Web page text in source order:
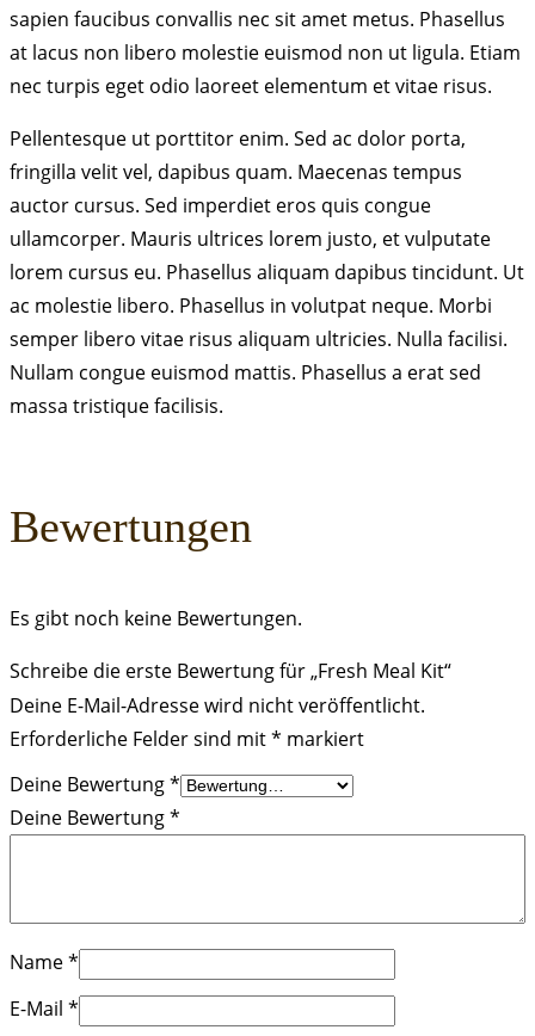
sapien faucibus convallis nec sit amet metus. Phasellus
at lacus non libero molestie euismod non ut ligula. Etiam
nec turpis eget odio laoreet elementum et vitae risus.
Pellentesque ut porttitor enim. Sed ac dolor porta,
fringilla velit vel, dapibus quam. Maecenas tempus
auctor cursus. Sed imperdiet eros quis congue
ullamcorper. Mauris ultrices lorem justo, et vulputate
lorem cursus eu. Phasellus aliquam dapibus tincidunt. Ut
ac molestie libero. Phasellus in volutpat neque. Morbi
semper libero vitae risus aliquam ultricies. Nulla facilisi.
Nullam congue euismod mattis. Phasellus a erat sed
massa tristique facilisis.
Bewertungen
Es gibt noch keine Bewertungen.
Schreibe die erste Bewertung für „Fresh Meal Kit“
Deine E-Mail-Adresse wird nicht veröffentlicht.
Erforderliche Felder sind mit* markiert
Deine Bewertung*
Deine Bewertung*
Name*
E-Mail *